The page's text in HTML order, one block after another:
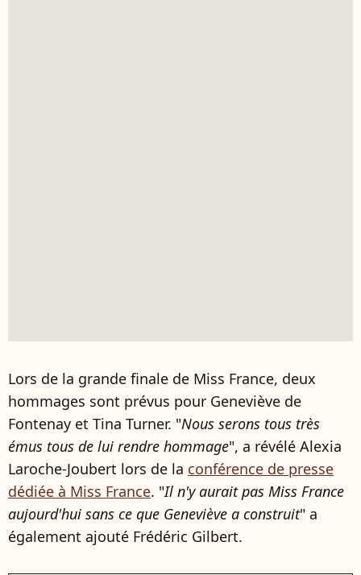
Lors de la grande finale de Miss France, deux
hommages sont prévus pour Geneviève de
Fontenay et Tina Turner. "Nous serons tous très
émus tous de lui rendre hommage", a révélé Alexia
Laroche-Joubert lors de la conférence de presse
dédiée à Miss France. "Il n'y aurait pas Miss France
aujourd'hui sans ce que Geneviève a construit" a
également ajouté Frédéric Gilbert.